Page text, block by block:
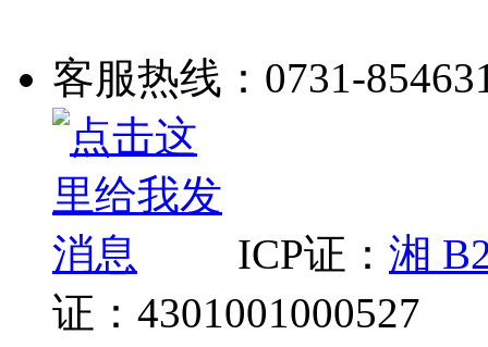
客服热线：0731-
ICP证： 湘
证：4301001000527